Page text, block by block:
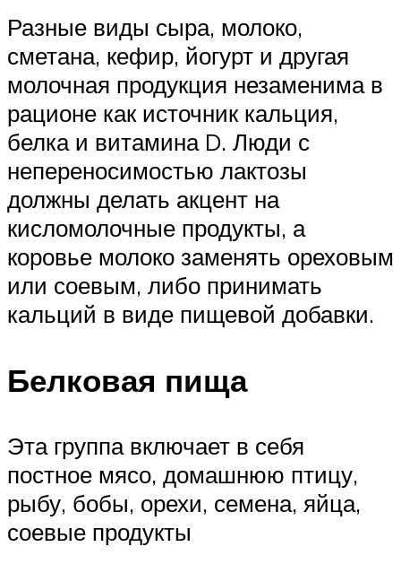
Разные виды сыра, молоко,
сметана, кефир, йогурт и другая
молочная продукция незаменима в
рационе как источник кальция,
белка и витамина D. Люди с
непереносимостью лактозы
должны делать акцент на
кисломолочные продукты, а
коровье молоко заменять ореховым
или соевым, либо принимать
кальций в виде пищевой добавки.
Белковая пища
Эта группа включает в себя
постное мясо, домашнюю птицу,
рыбу, бобы, орехи, семена, яйца,
соевые продукты